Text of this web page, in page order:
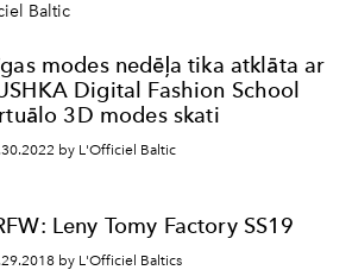
Baltic
modes nedēļa tika atklāta ar
Digital Fashion School
3D modes skati
by L'Officiel Baltic
Leny Tomy Factory SS19
by L'Officiel Baltics